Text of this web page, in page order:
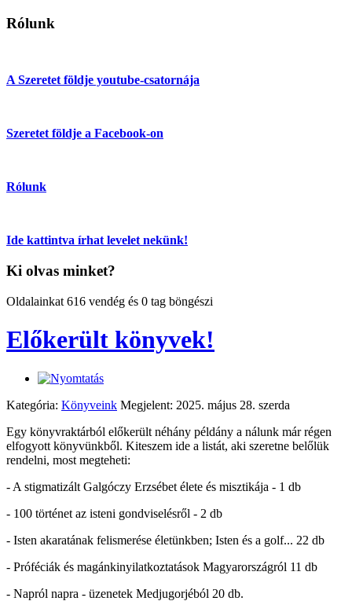
Rólunk
A Szeretet földje youtube-csatornája
Szeretet földje a Facebook-on
Rólunk
Ide kattintva írhat levelet nekünk!
Ki olvas minket?
Oldalainkat 616 vendég és 0 tag böngészi
Előkerült könyvek!
Kategória: Könyveink Megjelent: 2025. május 28. szerda
Egy könyvraktárból előkerült néhány példány a nálunk már régen
elfogyott könyvünkből. Kiteszem ide a listát, aki szeretne belőlük
rendelni, most megteheti:
- A stigmatizált Galgóczy Erzsébet élete és misztikája - 1 db
- 100 történet az isteni gondviselésről - 2 db
- Isten akaratának felismerése életünkben; Isten és a golf... 22 db
- Próféciák és magánkinyilatkoztatások Magyarországról 11 db
- Napról napra - üzenetek Medjugorjéból 20 db.